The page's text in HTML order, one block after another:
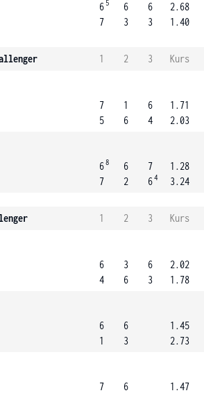
6 5
7
6
3
6
3
2.68
1.40
1 2 3
Kurs
7
5
1
6
6
4
1.71
2.03
68
7
6
2
7
64
1.28
3.24
1 2 3
Kurs
6
4
3
6
6
3
2.02
1.78
6
1
6
3
1.45
2.73
7
6
1.47